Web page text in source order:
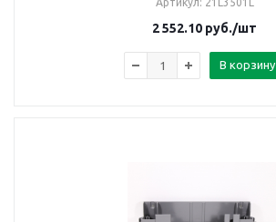
2 552.10 руб./шт
В корзину